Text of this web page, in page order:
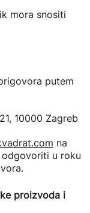
mora snositi
putem
10000 Zagreb
na
u roku
proizvoda i